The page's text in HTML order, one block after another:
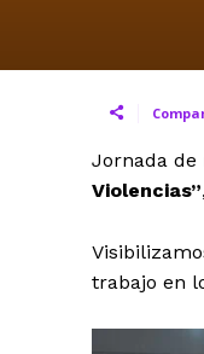
Jornada de
Violencias”
trabajo en